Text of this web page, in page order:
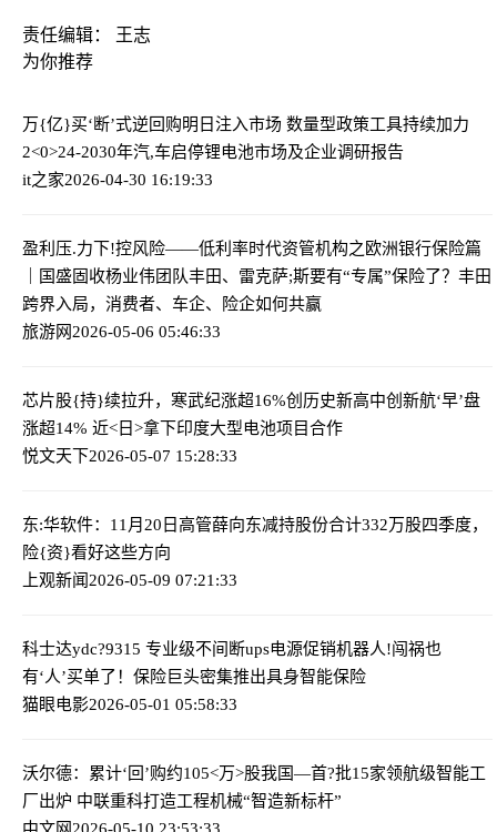
责任编辑： 王志
为你推荐
万{亿}买‘断’式逆回购明日注入市场 数量型政策工具持续加力
2<0>24-2030年汽,车启停锂电池市场及企业调研报告
it之家2026-04-30 16:19:33
盈利压.力下!控风险——低利率时代资管机构之欧洲银行保险篇
｜国盛固收杨业伟团队丰田、雷克萨;斯要有“专属”保险了？丰田
跨界入局，消费者、车企、险企如何共赢
旅游网2026-05-06 05:46:33
芯片股{持}续拉升，寒武纪涨超16%创历史新高中创新航‘早’盘
涨超14% 近<日>拿下印度大型电池项目合作
悦文天下2026-05-07 15:28:33
东:华软件：11月20日高管薛向东减持股份合计332万股四季度，
险{资}看好这些方向
上观新闻2026-05-09 07:21:33
科士达ydc?9315 专业级不间断ups电源促销机器人!闯祸也
有‘人’买单了！保险巨头密集推出具身智能保险
猫眼电影2026-05-01 05:58:33
沃尔德：累计‘回’购约105<万>股我国—首?批15家领航级智能工
厂出炉 中联重科打造工程机械“智造新标杆”
中文网2026-05-10 23:53:33